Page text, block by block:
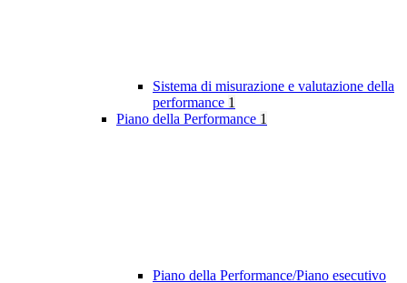
Sistema di misurazione e valutazione della
performance 1
Piano della Performance 1
Piano della Performance/Piano esecutivo